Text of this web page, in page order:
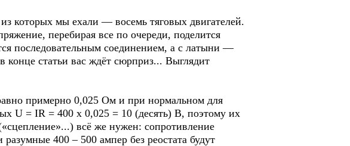
которых мы ехали — восемь тяговых двигателей.
перебирая все по очереди, поделится
последовательным соединением, а с латыни —
конце статьи вас ждёт сюрприз... Выглядит
примерно 0,025 Ом и при нормальном для
U = IR = 400 х 0,025 = 10 (десять) В, поэтому их
всё же нужен: сопротивление
400 – 500 ампер без реостата будут